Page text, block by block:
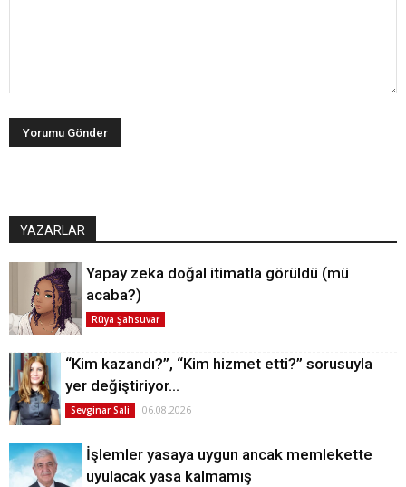
YAZARLAR
Yapay zeka doğal itimatla görüldü (mü
acaba?)
Rüya Şahsuvar
“Kim kazandı?”, “Kim hizmet etti?” sorusuyla
yer değiştiriyor…
Sevginar Sali 06.08.2026
İşlemler yasaya uygun ancak memlekette
uyulacak yasa kalmamış